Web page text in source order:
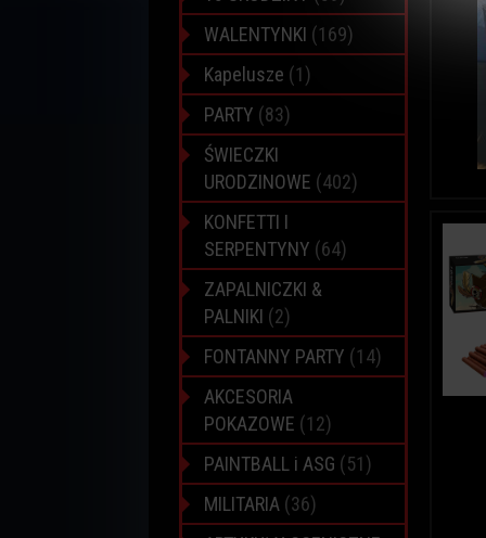
WALENTYNKI (169)
Kapelusze (1)
PARTY (83)
ŚWIECZKI
URODZINOWE (402)
KONFETTI I
SERPENTYNY (64)
ZAPALNICZKI &
PALNIKI (2)
FONTANNY PARTY (14)
AKCESORIA
POKAZOWE (12)
PAINTBALL i ASG (51)
MILITARIA (36)